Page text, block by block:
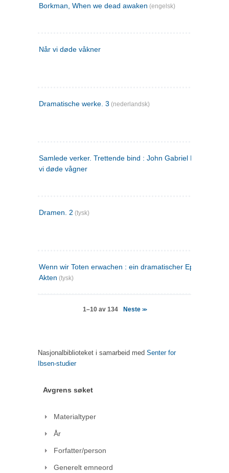
Borkman, When we dead awaken (engelsk)
Når vi døde våkner
Dramatische werke. 3 (nederlandsk)
Samlede verker. Trettende bind : John Gabriel Borkman ;
vi døde vågner
Dramen. 2 (tysk)
Wenn wir Toten erwachen : ein dramatischer Epilog in drei
Akten (tysk)
1–10 av 134 Neste >>
Nasjonalbiblioteket i samarbeid med Senter for
Ibsen-studier
Avgrens søket
Materialtyper
År
Forfatter/person
Generelt emneord